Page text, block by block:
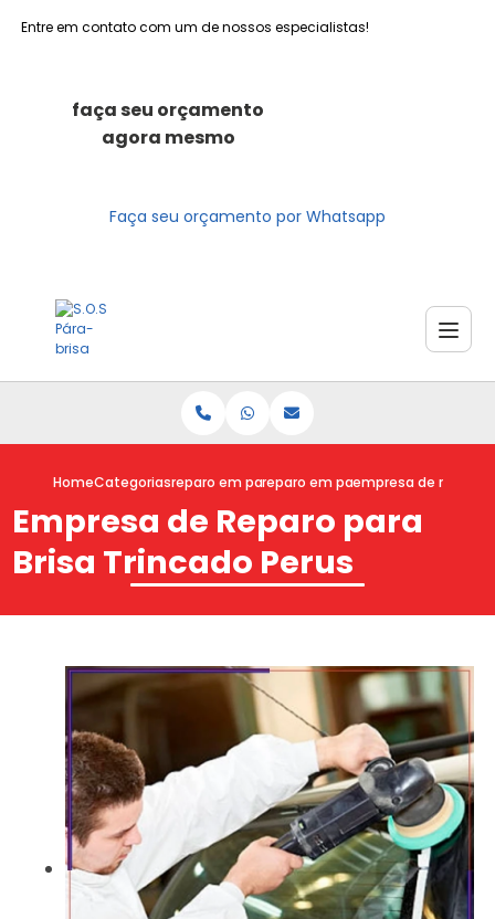
Entre em contato com um de nossos especialistas!
faça seu orçamento
agora mesmo
Faça seu orçamento por Whatsapp
HomeCategoriasreparo em para brisasreparo em para brisa trincado
empresa de reparo
Empresa de Reparo para
Brisa Trincado Perus